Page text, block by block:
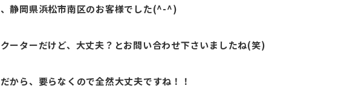
静岡県浜松市南区のお客様でした(^-^)
ーターだけど、大丈夫？とお問い合わせ下さいましたね(笑)
から、要らなくので全然大丈夫ですね！！